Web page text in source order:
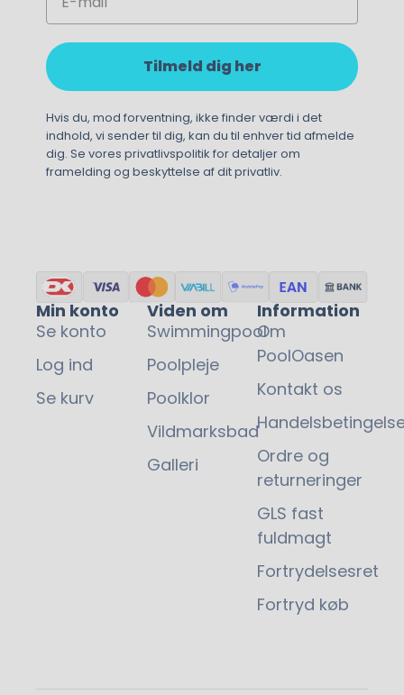
Tilmeld dig her
Hvis du, mod forventning, ikke finder værdi i det
indhold, vi sender til dig, kan du til enhver tid afmelde
dig. Se vores privatlivspolitik for detaljer om
framelding og beskyttelse af dit privatliv.
Min konto
Se konto
Log ind
Se kurv
Viden om
Swimmingpool
Poolpleje
Poolklor
Vildmarksbad
Galleri
Information
Om
PoolOasen
Kontakt os
Ordre og
returneringer
GLS fast
fuldmagt
Fortrydelsesret
Fortryd køb